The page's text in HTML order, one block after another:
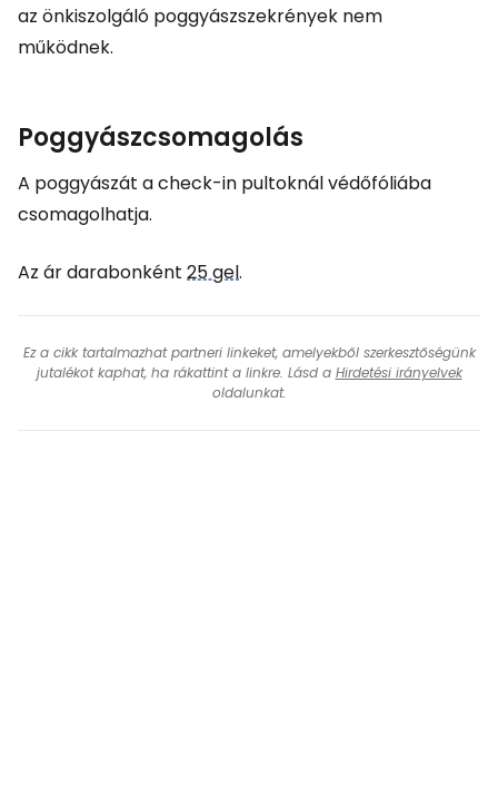
az önkiszolgáló poggyászszekrények nem
működnek.
Poggyászcsomagolás
A poggyászát a check-in pultoknál védőfóliába
csomagolhatja.
Az ár darabonként 25 gel.
Ez a cikk tartalmazhat partneri linkeket, amelyekből szerkesztőségünk
jutalékot kaphat, ha rákattint a linkre. Lásd a Hirdetési irányelvek
oldalunkat.